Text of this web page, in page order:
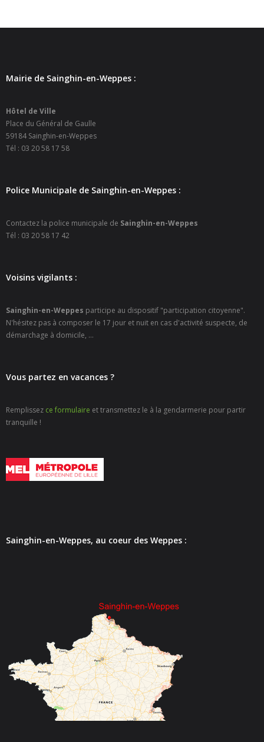
- Portail Famille
Mairie
- CNI - Passeport - Certification d'identité numérique
- - Carte Nationale d’Identité
- - Certification d’identité numérique
- Etat civil – Recensement
- Agence postale communale
- - Billetterie en ligne – Agenda Culturel
- - Espace culturel « La Scène »
- Gestion des déchets
- Locations de salles
- Cimetière
- Parc et aires de jeux
- Urbanisme
Mairie de Sainghin-en-Weppes :
Hôtel de Ville
Place du Général de Gaulle
59184 Sainghin-en-Weppes
Tél : 03 20 58 17 58
Police Municipale de Sainghin-en-Weppes :
Contactez la police municipale de Sainghin-en-Weppes
Tél : 03 20 58 17 42
Voisins vigilants :
Sainghin-en-Weppes participe au dispositif "participation citoyenne".
N'hésitez pas à composer le 17 jour et nuit en cas d'activité suspecte, de
démarchage à domicile, ...
Vous partez en vacances ?
Remplissez ce formulaire et transmettez le à la gendarmerie pour partir
tranquille !
Sainghin-en-Weppes, au coeur des Weppes :